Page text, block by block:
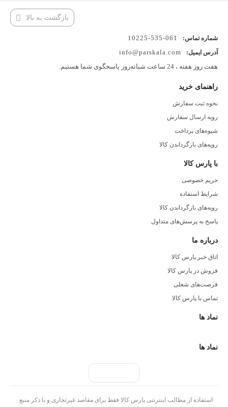
بازگشت به بالا
شماره تماس: 061-535-10225
آدرس ایمیل:
info@parskala.com
هفت روز هفته ، 24 ساعت شبانه‌روز پاسخگوی شما هستیم.
راهنمای خرید
نحوه ثبت سفارش
رویه ارسال سفارش
شیوه‌های پرداخت
رویه‌های بازگرداندن کالا
با پارس کالا
حریم خصوصی
شرایط استفاده
رویه‌های بازگرداندن کالا
پاسخ به پرسش‌های متداول
درباره ما
اتاق خبر پارس کالا
فروش در پارس کالا
فرصت‌های شغلی
تماس با پارس کالا
نماد ها
نماد ها
استفاده از مطالب اینترنتی پارس کالا فقط برای مقاصد غیرتجاری و با ذکر منبع